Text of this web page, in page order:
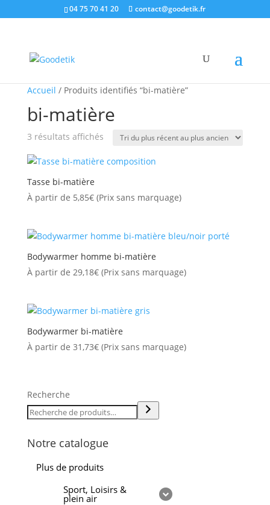
04 75 70 41 20 contact@goodetik.fr
Accueil / Produits identifiés “bi-matière”
bi-matière
3 résultats affichésTrié
plus
au
Tasse bi-matière
À partir de 5,85€(Prix sans marquage)
Bodywarmer homme bi-matière
À partir de 29,18€(Prix sans marquage)
Bodywarmer bi-matière
À partir de 31,73€(Prix sans marquage)
Recherche
Notre catalogue
Plus de produits
Sport, Loisirs &
plein air